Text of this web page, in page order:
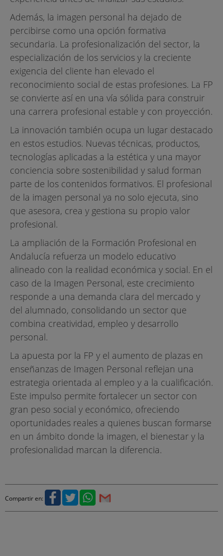
Además, la imagen personal ha dejado de
percibirse como una opción formativa
secundaria. La profesionalización del sector, la
especialización de los servicios y la creciente
exigencia del cliente han elevado el
reconocimiento social de estas profesiones. La FP
se convierte así en una vía sólida para construir
una carrera profesional estable y con proyección.
La innovación también ocupa un lugar destacado
en estos estudios. Nuevas técnicas, productos,
tecnologías aplicadas a la estética y una mayor
conciencia sobre sostenibilidad y salud forman
parte de los contenidos formativos. El profesional
de la imagen personal ya no solo ejecuta, sino
que asesora, crea y gestiona su propio valor
profesional.
La ampliación de la Formación Profesional en
Andalucía refuerza un modelo educativo
alineado con la realidad económica y social. En el
caso de la Imagen Personal, este crecimiento
responde a una demanda clara del mercado y
del alumnado, consolidando un sector que
combina creatividad, empleo y desarrollo
personal.
La apuesta por la FP y el aumento de plazas en
enseñanzas de Imagen Personal reflejan una
estrategia orientada al empleo y a la cualificación.
Este impulso permite fortalecer un sector con
gran peso social y económico, ofreciendo
oportunidades reales a quienes buscan formarse
en un ámbito donde la imagen, el bienestar y la
profesionalidad marcan la diferencia.
Compartir en: